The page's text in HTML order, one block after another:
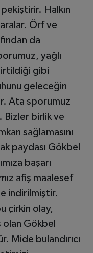
Halkın
Örf ve
da
yağlı
gibi
geleceğin
Ata sporumuz
Bizler birlik ve
sağlamasını
paydası Gökbel
başarı
afiş maalesef
indirilmiştir.
çirkin olay,
olan Gökbel
Mide bulandırıcı